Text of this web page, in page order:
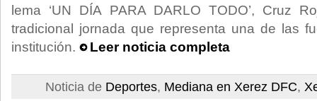
lema ‘UN DÍA PARA DARLO TODO’, Cruz
tradicional jornada que representa una de las
institución.
Leer noticia completa
Noticia de Deportes, Mediana en Xerez DFC,